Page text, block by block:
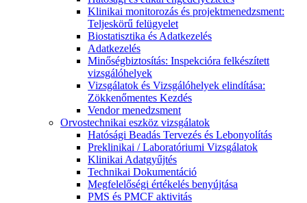
Klinikai monitorozás és projektmenedzsment:
Teljeskörű felügyelet
Biostatisztika és Adatkezelés
Adatkezelés
Minőségbiztosítás: Inspekcióra felkészített
vizsgálóhelyek
Vizsgálatok és Vizsgálóhelyek elindítása:
Zökkenőmentes Kezdés
Vendor menedzsment
Orvostechnikai eszköz vizsgálatok
Hatósági Beadás Tervezés és Lebonyolítás
Preklinikai / Laboratóriumi Vizsgálatok
Klinikai Adatgyűjtés
Technikai Dokumentáció
Megfelelőségi értékelés benyújtása
PMS és PMCF aktivitás